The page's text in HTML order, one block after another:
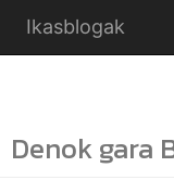
Ikasblogak
Denok gara